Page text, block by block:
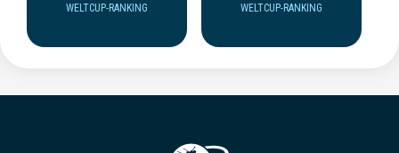
WELTCUP-RANKING WELTCUP-RANKING